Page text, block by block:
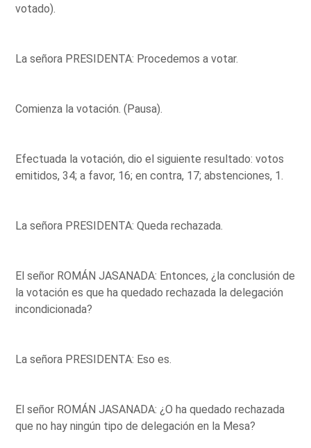
votado).
La señora PRESIDENTA: Procedemos a votar.
Comienza la votación. (Pausa).
Efectuada la votación, dio el siguiente resultado: votos
emitidos, 34; a favor, 16; en contra, 17; abstenciones, 1.
La señora PRESIDENTA: Queda rechazada.
El señor ROMÁN JASANADA: Entonces, ¿la conclusión de
la votación es que ha quedado rechazada la delegación
incondicionada?
La señora PRESIDENTA: Eso es.
El señor ROMÁN JASANADA: ¿O ha quedado rechazada
que no hay ningún tipo de delegación en la Mesa?